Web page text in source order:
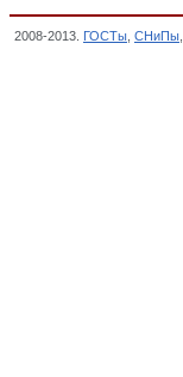
2008-2013. ГОСТы СНиПы